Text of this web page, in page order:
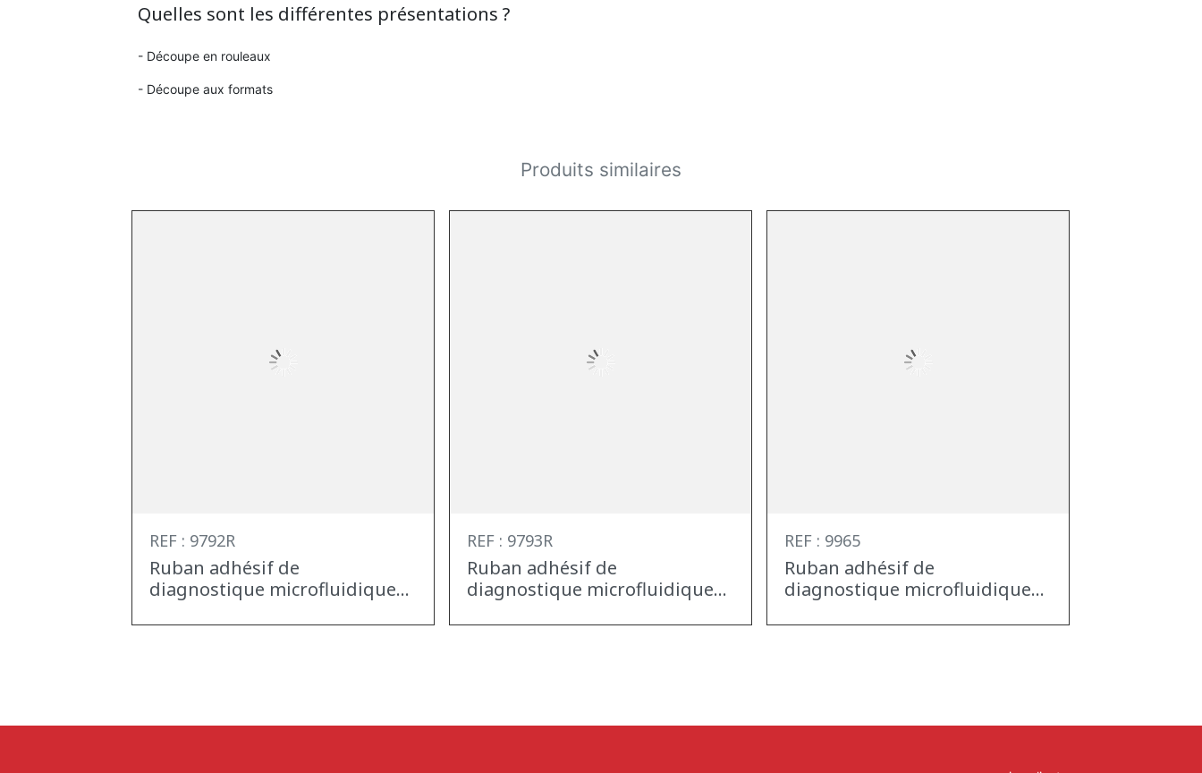
Quelles sont les différentes présentations ?
- Découpe en rouleaux
- Découpe aux formats
Produits similaires
REF : 9792R
Ruban adhésif de
diagnostique microfluidique...
REF : 9793R
Ruban adhésif de
diagnostique microfluidique...
REF : 9965
Ruban adhésif de
diagnostique microfluidique...